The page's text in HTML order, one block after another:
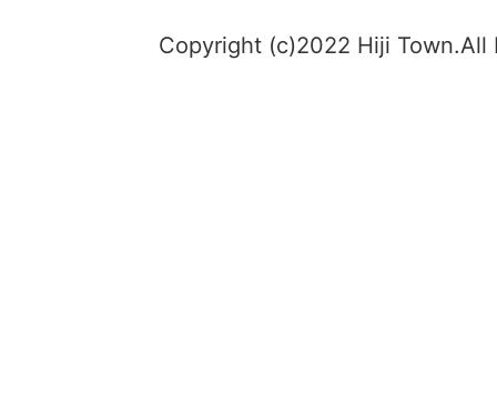
Copyright (c)2022 Hiji Town.All